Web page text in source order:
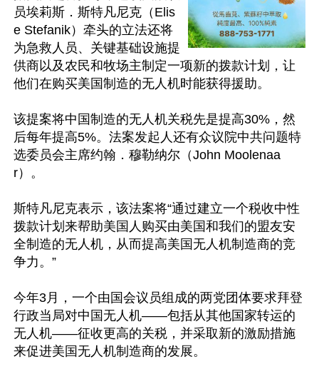
员埃莉斯．斯特凡尼克（Elis
e Stefanik）牵头的立法还将
为急救人员、关键基础设施提
供商以及农民和牧场主制定一项新的拨款计划，让
他们在购买美国制造的无人机时能获得援助。
该提案将中国制造的无人机关税先是提高30%，然
后每年提高5%。法案发起人还有众议院中共问题特
选委员会主席约翰．穆勒纳尔（John Moolenaa
r）。
斯特凡尼克表示，该法案将“通过建立一个税收中性
拨款计划来帮助美国人购买由美国和我们的盟友安
全制造的无人机，从而提高美国无人机制造商的竞
争力。”
今年3月，一个由国会议员组成的两党团体要求拜登
行政当局对中国无人机——包括从其他国家转运的
无人机——征收更高的关税，并采取新的激励措施
来促进美国无人机制造商的发展。